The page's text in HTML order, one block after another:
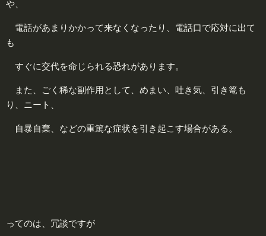
や、
電話があまりかかって来なくなったり、電話口で応対に出て
も
すぐに交代を命じられる恐れがあります。
また、ごく稀な副作用として、めまい、吐き気、引き篭も
り、ニート、
自暴自棄、などの重篤な症状を引き起こす場合がある。
ってのは、冗談ですが